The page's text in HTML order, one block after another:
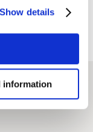
Show details
information